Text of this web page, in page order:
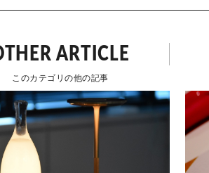
ARTICLE
このカテゴリの他の記事